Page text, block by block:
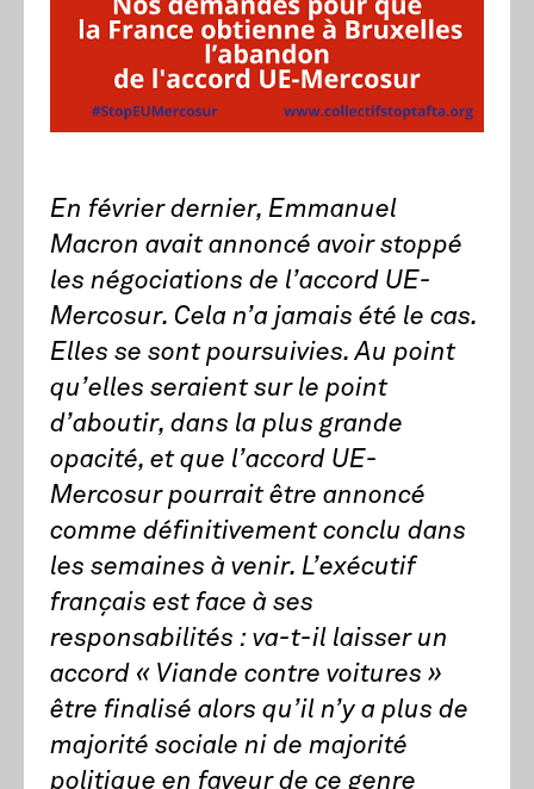
En février dernier, Emmanuel
Macron avait annoncé avoir stoppé
les négociations de l’accord UE-
Mercosur. Cela n’a jamais été le cas.
Elles se sont poursuivies. Au point
qu’elles seraient sur le point
d’aboutir, dans la plus grande
opacité, et que l’accord UE-
Mercosur pourrait être annoncé
comme définitivement conclu dans
les semaines à venir. L’exécutif
français est face à ses
responsabilités : va-t-il laisser un
accord « Viande contre voitures »
être finalisé alors qu’il n’y a plus de
majorité sociale ni de majorité
politique en faveur de ce genre